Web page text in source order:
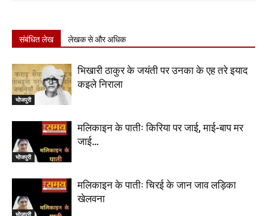
संबंधित लेख लेखक से और अधिक
भोजपुरी
भिखारी ठाकुर के जयंती पर उनका के एह तरे इयाद
कइले निराला
भोजपुरी
मलिकाइन के पातीः किरिया पर जाई, माई-बाप मर
जाई…
भोजपुरी
मलिकाइन के पातीः चिरई के जान जाव लड़िका
खेलवना